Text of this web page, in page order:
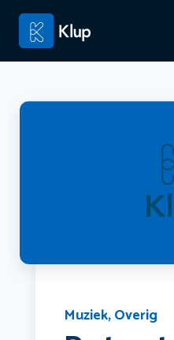
Muziek,Overig